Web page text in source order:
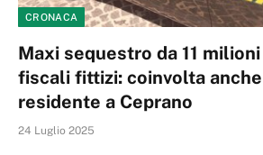
CRONACA
Maxi sequestro da 11
fiscali fittizi: coinvolta
residente a Ceprano
24 Luglio 2025